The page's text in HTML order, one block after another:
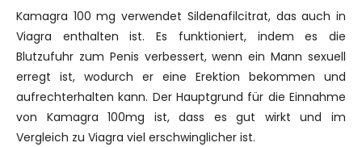
Kamagra 100 mg verwendet Sildenafilcitrat, das auch in
Viagra enthalten ist. Es funktioniert, indem es die
Blutzufuhr zum Penis verbessert, wenn ein Mann sexuell
erregt ist, wodurch er eine Erektion bekommen und
aufrechterhalten kann. Der Hauptgrund für die Einnahme
von Kamagra 100mg ist, dass es gut wirkt und im
Vergleich zu Viagra viel erschwinglicher ist.